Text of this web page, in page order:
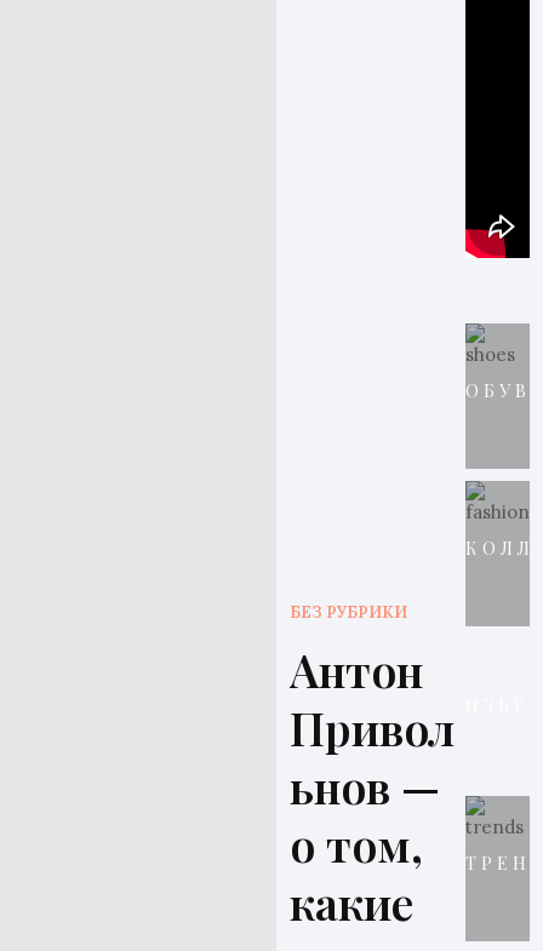
БЕЗ РУБРИКИ
Антон
Привол
ьнов —
о том,
какие